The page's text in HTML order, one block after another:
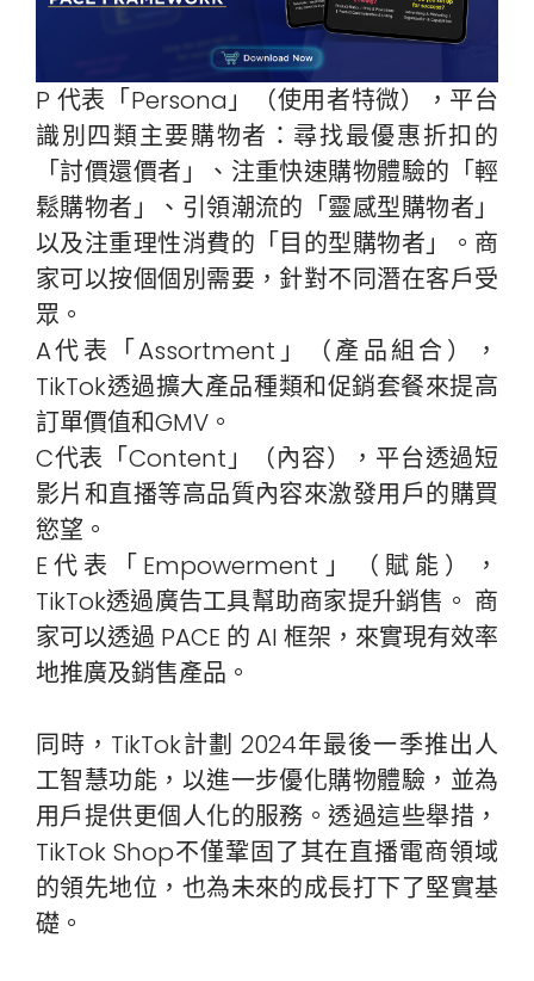
P 代表「Persona」（使用者特微），平台
識別四類主要購物者：尋找最優惠折扣的
「討價還價者」、注重快速購物體驗的「輕
鬆購物者」、引領潮流的「靈感型購物者」
以及注重理性消費的「目的型購物者」。商
家可以按個個別需要，針對不同潛在客戶受
眾。
A代表「Assortment」（產品組合），
TikTok透過擴大產品種類和促銷套餐來提高
訂單價值和GMV。
C代表「Content」（內容），平台透過短
影片和直播等高品質內容來激發用戶的購買
慾望。
E代表「Empowerment」（賦能），
TikTok透過廣告工具幫助商家提升銷售。 商
家可以透過 PACE 的 AI 框架，來實現有效率
地推廣及銷售產品。
同時，TikTok計劃 2024年最後一季推出人
工智慧功能，以進一步優化購物體驗，並為
用戶提供更個人化的服務。透過這些舉措，
TikTok Shop不僅鞏固了其在直播電商領域
的領先地位，也為未來的成長打下了堅實基
礎。